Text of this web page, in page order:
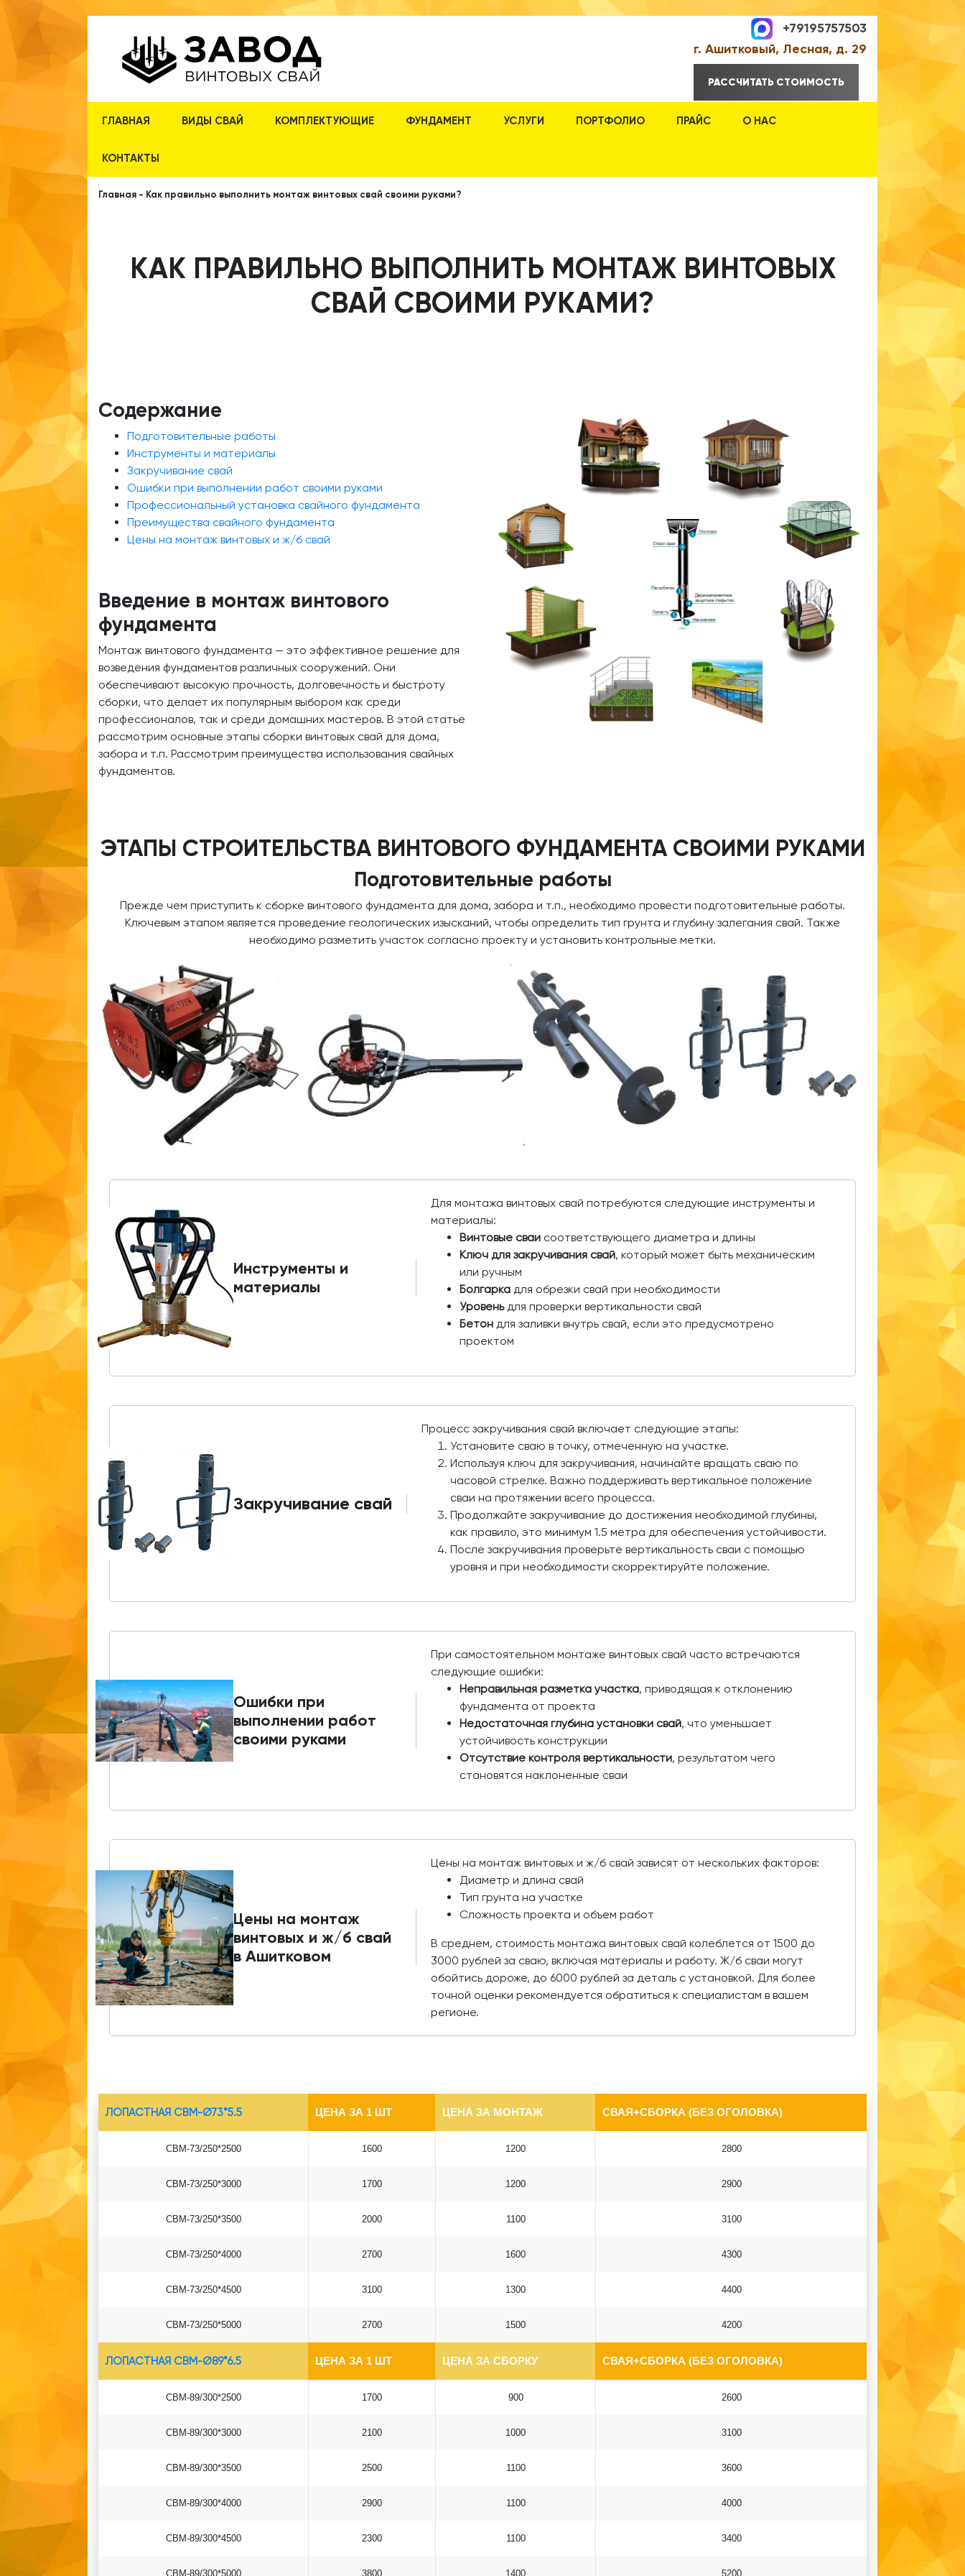
+79195757503
г. Ашитковый, Лесная, д. 29
РАССЧИТАТЬ СТОИМОСТЬ
ГЛАВНАЯ ВИДЫ СВАЙ КОМПЛЕКТУЮЩИЕ ФУНДАМЕНТ УСЛУГИ ПОРТФОЛИО ПРАЙС О НАС
КОНТАКТЫ
Главная - Как правильно выполнить монтаж винтовых свай своими руками?
КАК ПРАВИЛЬНО ВЫПОЛНИТЬ МОНТАЖ ВИНТОВЫХ
СВАЙ СВОИМИ РУКАМИ?
Содержание
Подготовительные работы
Инструменты и материалы
Закручивание свай
Ошибки при выполнении работ своими руками
Профессиональный установка свайного фундамента
Преимущества свайного фундамента
Цены на монтаж винтовых и ж/б свай
Введение в монтаж винтового
фундамента
Монтаж винтового фундамента — это эффективное решение для
возведения фундаментов различных сооружений. Они
обеспечивают высокую прочность, долговечность и быстроту
сборки, что делает их популярным выбором как среди
профессионалов, так и среди домашних мастеров. В этой статье
рассмотрим основные этапы сборки винтовых свай для дома,
забора и т.п. Рассмотрим преимущества использования свайных
фундаментов.
ЭТАПЫ СТРОИТЕЛЬСТВА ВИНТОВОГО ФУНДАМЕНТА СВОИМИ РУКАМИ
Подготовительные работы
Прежде чем приступить к сборке винтового фундамента для дома, забора и т.п., необходимо провести подготовительные работы.
Ключевым этапом является проведение геологических изысканий, чтобы определить тип грунта и глубину залегания свай. Также
необходимо разметить участок согласно проекту и установить контрольные метки.
Инструменты и
материалы
Для монтажа винтовых свай потребуются следующие инструменты и
материалы:
Винтовые сваи соответствующего диаметра и длины
Ключ для закручивания свай, который может быть механическим
или ручным
Болгарка для обрезки свай при необходимости
Уровеньдля проверки вертикальности свай
Бетон для заливки внутрь свай, если это предусмотрено
проектом
Закручивание свай
Процесс закручивания свай включает следующие этапы:
Установите сваю в точку, отмеченную на участке.
Используя ключ для закручивания, начинайте вращать сваю по
часовой стрелке. Важно поддерживать вертикальное положение
сваи на протяжении всего процесса.
Продолжайте закручивание до достижения необходимой глубины,
как правило, это минимум 1.5 метра для обеспечения устойчивости.
После закручивания проверьте вертикальность сваи с помощью
уровня и при необходимости скорректируйте положение.
Ошибки при
выполнении работ
своими руками
При самостоятельном монтаже винтовых свай часто встречаются
следующие ошибки:
Неправильная разметка участка, приводящая к отклонению
фундамента от проекта
Недостаточная глубина установки свай, что уменьшает
устойчивость конструкции
Отсутствие контроля вертикальности, результатом чего
становятся наклоненные сваи
Цены на монтаж
винтовых и ж/б свай
в Ашитковом
Цены на монтаж винтовых и ж/б свай зависят от нескольких факторов:
Диаметр и длина свай
Тип грунта на участке
Сложность проекта и объем работ
В среднем, стоимость монтажа винтовых свай колеблется от 1500 до
3000 рублей за сваю, включая материалы и работу. Ж/б сваи могут
обойтись дороже, до 6000 рублей за деталь с установкой. Для более
точной оценки рекомендуется обратиться к специалистам в вашем
регионе.
ЛОПАСТНАЯ СВМ-Ø73*5.5 ЦЕНА ЗА 1 ШТ ЦЕНА ЗА МОНТАЖ СВАЯ+СБОРКА (БЕЗ ОГОЛОВКА)
СВМ-73/250*2500 1600 1200 2800
СВМ-73/250*3000 1700 1200 2900
СВМ-73/250*3500 2000 1100 3100
СВМ-73/250*4000 2700 1600 4300
СВМ-73/250*4500 3100 1300 4400
СВМ-73/250*5000 2700 1500 4200
ЛОПАСТНАЯ СВМ-Ø89*6.5 ЦЕНА ЗА 1 ШТ ЦЕНА ЗА СБОРКУ СВАЯ+СБОРКА (БЕЗ ОГОЛОВКА)
СВМ-89/300*2500 1700 900 2600
СВМ-89/300*3000 2100 1000 3100
СВМ-89/300*3500 2500 1100 3600
СВМ-89/300*4000 2900 1100 4000
СВМ-89/300*4500 2300 1100 3400
СВМ-89/300*5000 3800 1400 5200